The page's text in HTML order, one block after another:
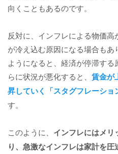
向くこともあるのです。
反対に、インフレによる物価
が冷え込む原因になる場合も
ようになると、経済が停滞す
らに状況が悪化すると、 賃金が
昇していく「スタグフレーショ
す。
このように、 インフレにはメ
り、急激なインフレは家計を